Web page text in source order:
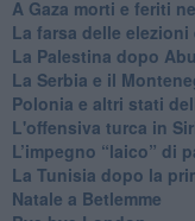
A Gaza morti e feriti
La farsa delle elezioni
La Palestina dopo
La Serbia e il
Polonia e altri stati
L'offensiva turca in
L’impegno “laico” di
La Tunisia dopo la
Natale a Betlemme